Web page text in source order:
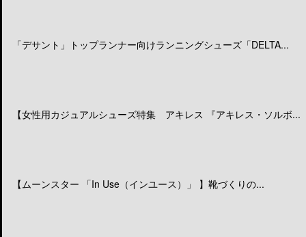
「デサント」トップランナー向けランニングシューズ「DELTA...
【女性用カジュアルシューズ特集 アキレス 『アキレス・ソルボ...
【ムーンスター 「In Use（インユース）」 】靴づくりの...